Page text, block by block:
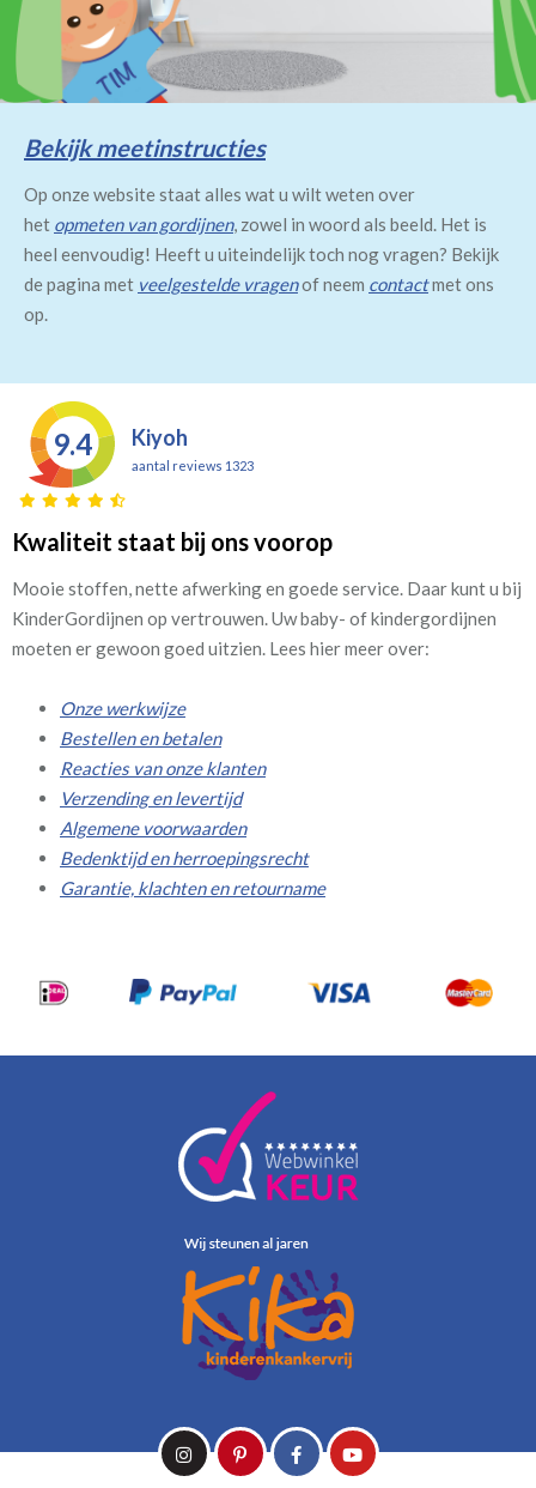
Bekijk meetinstructies
Op onze website staat alles wat u wilt weten over
het opmeten van gordijnen, zowel in woord als beeld. Het is
heel eenvoudig! Heeft u uiteindelijk toch nog vragen? Bekijk
de pagina met veelgestelde vragenof neem contactmet ons
op.
9.4 Kiyoh
aantal reviews 1323
Kwaliteit staat bij ons voorop
Mooie stoffen, nette afwerking en goede service. Daar kunt u bij
KinderGordijnen op vertrouwen. Uw baby- of kindergordijnen
moeten er gewoon goed uitzien. Lees hier meer over:
Onze werkwijze
Bestellen en betalen
Reacties van onze klanten
Verzending en levertijd
Algemene voorwaarden
Bedenktijd en herroepingsrecht
Garantie, klachten en retourname